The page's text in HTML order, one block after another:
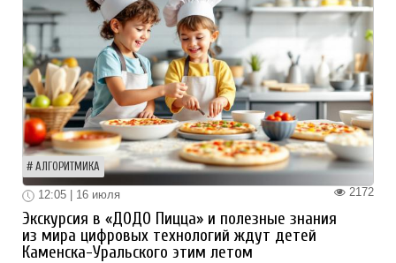
АЛГОРИТМИКА
2172
12:05 | 16 июля
Экскурсия в «ДОДО Пицца» и полезные знания
из мира цифровых технологий ждут детей
Каменска-Уральского этим летом